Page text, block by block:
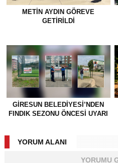
METİN AYDIN GÖREVE
GETİRİLDİ
GİRESUN BELEDİYESİ’NDEN
FINDIK SEZONU ÖNCESİ UYARI
YORUM ALANI
YORUMU